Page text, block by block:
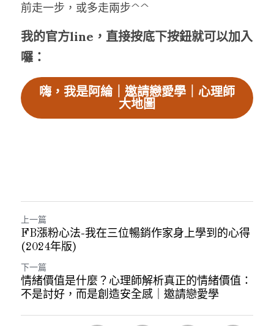
前走一步，或多走兩步^^
我的官方line，直接按底下按鈕就可以加入
囉：
嗨，我是阿綸｜邀請戀愛學｜心理師
大地圖
上一篇
FB漲粉心法-我在三位暢銷作家身上學到的心得
(2024年版)
下一篇
情緒價值是什麼？心理師解析真正的情緒價值：
不是討好，而是創造安全感｜邀請戀愛學